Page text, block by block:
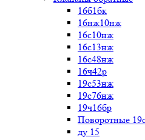
16б1бк
16нж10нж
16с10нж
16с13нж
16с48нж
16ч42р
19с53нж
19с76нж
19ч16бр
Поворотные
ду 15